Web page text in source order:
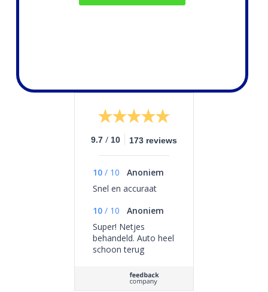
9.7 / 10 173 reviews
10 / 10
Anoniem
Snel en accuraat
10 / 10
Anoniem
Super! Netjes
behandeld. Auto heel
schoon terug